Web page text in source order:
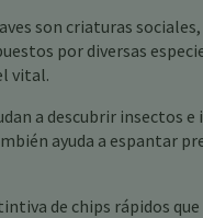
son criaturas
por diversas
vital.
a descubrir insectos
ayuda a espantar
de chips rápidos